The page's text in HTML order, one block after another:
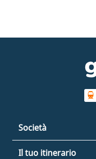
Società
Il tuo itinerario